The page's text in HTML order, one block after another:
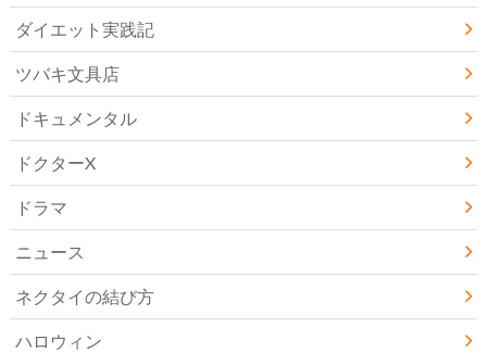
ダイエット実践記
ツバキ文具店
ドキュメンタル
ドクターX
ドラマ
ニュース
ネクタイの結び方
ハロウィン